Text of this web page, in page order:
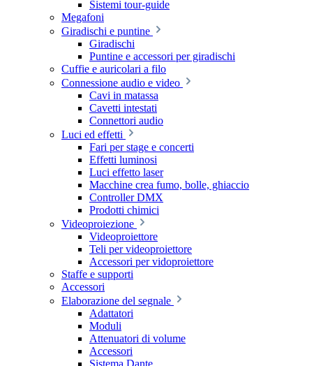
Sistemi tour-guide
Megafoni
Giradischi e puntine
Giradischi
Puntine e accessori per giradischi
Cuffie e auricolari a filo
Connessione audio e video
Cavi in matassa
Cavetti intestati
Connettori audio
Luci ed effetti
Fari per stage e concerti
Effetti luminosi
Luci effetto laser
Macchine crea fumo, bolle, ghiaccio
Controller DMX
Prodotti chimici
Videoproiezione
Videoproiettore
Teli per videoproiettore
Accessori per vidoproiettore
Staffe e supporti
Accessori
Elaborazione del segnale
Adattatori
Moduli
Attenuatori di volume
Accessori
Sistema Dante